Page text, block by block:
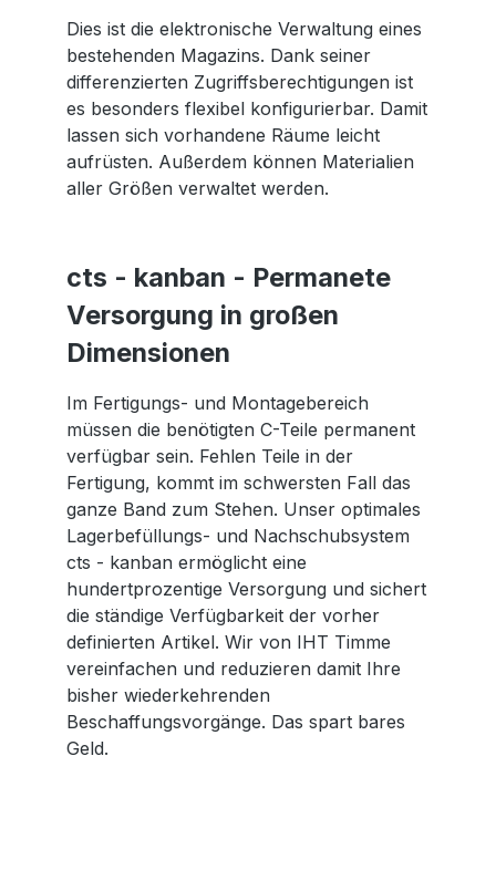
Dies ist die elektronische Verwaltung eines
bestehenden Magazins. Dank seiner
differenzierten Zugriffsberechtigungen ist
es besonders flexibel konfigurierbar. Damit
lassen sich vorhandene Räume leicht
aufrüsten. Außerdem können Materialien
aller Größen verwaltet werden.
cts - kanban - Permanete
Versorgung in großen
Dimensionen
Im Fertigungs- und Montagebereich
müssen die benötigten C-Teile permanent
verfügbar sein. Fehlen Teile in der
Fertigung, kommt im schwersten Fall das
ganze Band zum Stehen. Unser optimales
Lagerbefüllungs- und Nachschubsystem
cts - kanban ermöglicht eine
hundertprozentige Versorgung und sichert
die ständige Verfügbarkeit der vorher
definierten Artikel. Wir von IHT Timme
vereinfachen und reduzieren damit Ihre
bisher wiederkehrenden
Beschaffungsvorgänge. Das spart bares
Geld.